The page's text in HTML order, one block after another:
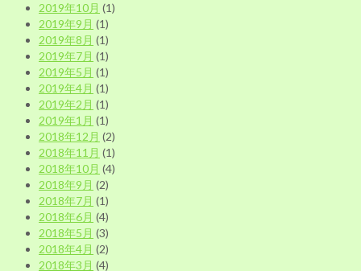
2019年10月 (1)
2019年9月 (1)
2019年8月 (1)
2019年7月 (1)
2019年5月 (1)
2019年4月 (1)
2019年2月 (1)
2019年1月 (1)
2018年12月 (2)
2018年11月 (1)
2018年10月 (4)
2018年9月 (2)
2018年7月 (1)
2018年6月 (4)
2018年5月 (3)
2018年4月 (2)
2018年3月 (4)